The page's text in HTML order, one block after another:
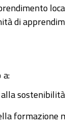
di
sostenibilità
formazione